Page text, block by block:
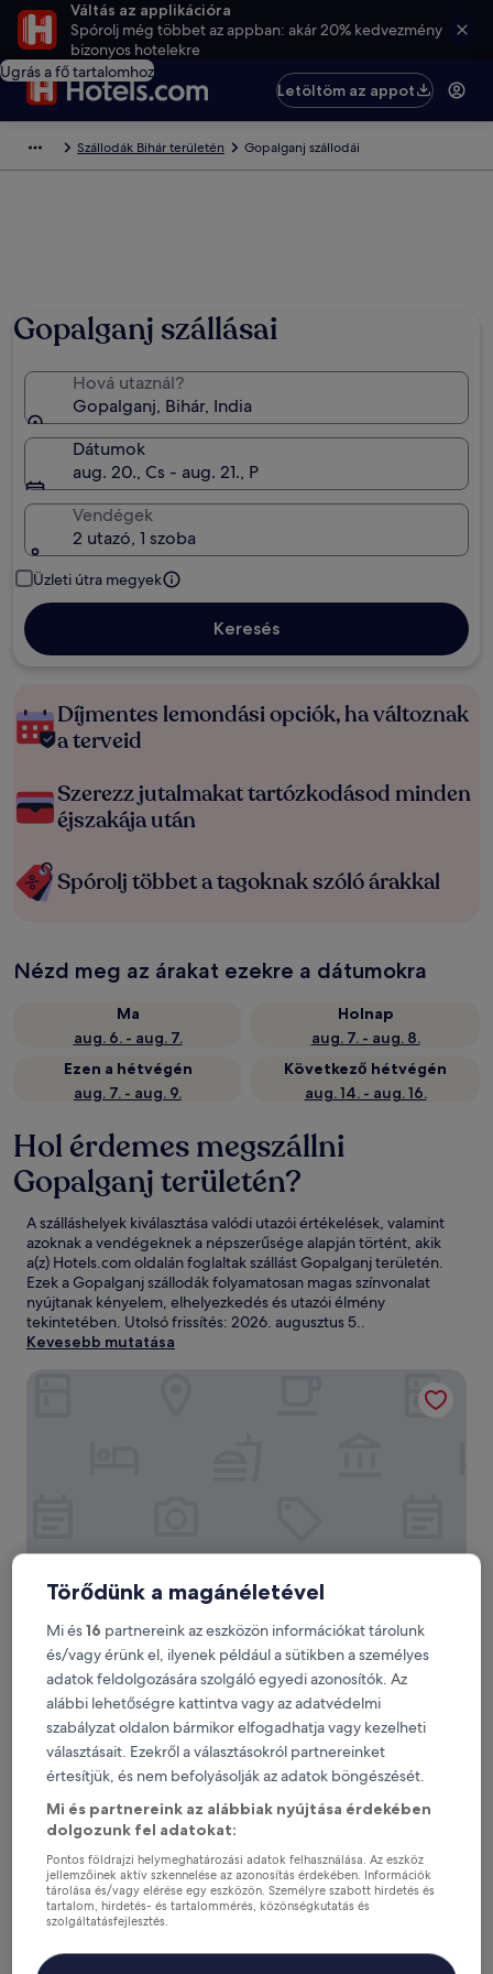
Váltás az applikációra
Spórolj még többet az appban: akár 20% kedvezmény
bizonyos hotelekre
Ugrás a fő tartalomhoz
Letöltöm az appot
Szállodák Bihár területén Gopalganj szállodái
Gopalganj szállásai
Hová utaznál?
Gopalganj, Bihár, India
Dátumok
aug. 20., Cs - aug. 21., P
Vendégek
2 utazó, 1 szoba
Üzleti útra megyek
Keresés
Díjmentes lemondási opciók, ha változnak
a terveid
Szerezz jutalmakat tartózkodásod minden
éjszakája után
Spórolj többet a tagoknak szóló árakkal
Nézd meg az árakat ezekre a dátumokra
Ma
aug. 6. - aug. 7.
Holnap
aug. 7. - aug. 8.
Ezen a hétvégén
aug. 7. - aug. 9.
Következő hétvégén
aug. 14. - aug. 16.
Hol érdemes megszállni
Gopalganj területén?
A szálláshelyek kiválasztása valódi utazói értékelések, valamint
azoknak a vendégeknek a népszerűsége alapján történt, akik
a(z) Hotels.com oldalán foglaltak szállást Gopalganj területén.
Ezek a Gopalganj szállodák folyamatosan magas színvonalat
nyújtanak kényelem, elhelyezkedés és utazói élmény
tekintetében. Utolsó frissítés: 2026. augusztus 5..
Kevesebb mutatása
Hotel Vasu
Hotel Vasu
3.0
csillagos
szálláshely
Gopalganj
Az
ár
3 911 Ft
3 911 Ft
tartalmazza az adókat és egyéb díjakat
aug. 7. – aug. 8.
HOTEL MAHIKA
Törődünk a magánéletével
Mi és16 partnereink az eszközön információkat tárolunk
és/vagy érünk el, ilyenek például a sütikben a személyes
adatok feldolgozására szolgáló egyedi azonosítók. Az
alábbi lehetőségre kattintva vagy az adatvédelmi
szabályzat oldalon bármikor elfogadhatja vagy kezelheti
választásait. Ezekről a választásokról partnereinket
értesítjük, és nem befolyásolják az adatok böngészését.
Mi és partnereink az alábbiak nyújtása érdekében
dolgozunk fel adatokat:
Pontos földrajzi helymeghatározási adatok felhasználása. Az eszköz
jellemzőinek aktív szkennelése az azonosítás érdekében. Információk
tárolása és/vagy elérése egy eszközön. Személyre szabott hirdetés és
tartalom, hirdetés- és tartalommérés, közönségkutatás és
szolgáltatásfejlesztés.